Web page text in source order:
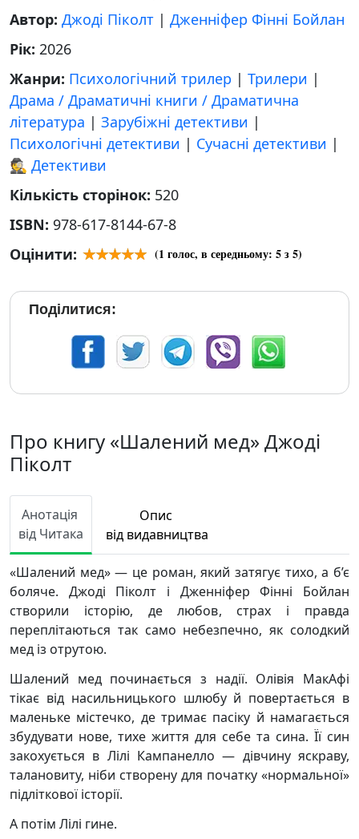
Автор: Джоді Піколт | Дженніфер Фінні Бойлан
Рік: 2026
Жанри: Психологічний трилер | Трилери |
Драма / Драматичні книги / Драматична
література | Зарубіжні детективи |
Психологічні детективи | Сучасні детективи |
🕵 Детективи
Кількість сторінок: 520
ISBN: 978-617-8144-67-8
Оцінити:
(1 голос, в середньому: 5з 5)
Поділитися:
Про книгу «Шалений мед» Джоді
Піколт
Анотація
від Читака
Опис
від видавництва
«Шалений мед» — це роман, який затягує тихо, а б’є
боляче. Джоді Піколт і Дженніфер Фінні Бойлан
створили історію, де любов, страх і правда
переплітаються так само небезпечно, як солодкий
мед із отрутою.
Шалений мед починається з надії. Олівія МакАфі
тікає від насильницького шлюбу й повертається в
маленьке містечко, де тримає пасіку й намагається
збудувати нове, тихе життя для себе та сина. Її син
закохується в Лілі Кампанелло — дівчину яскраву,
талановиту, ніби створену для початку «нормальної»
підліткової історії.
А потім Лілі гине.